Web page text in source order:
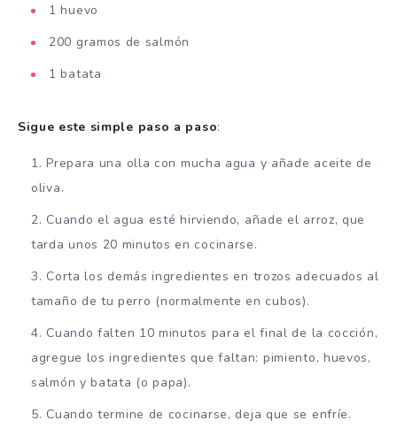
1 huevo
200 gramos de salmón
1 batata
Sigue este simple paso a paso:
Prepara una olla con mucha agua y añade aceite de
oliva.
Cuando el agua esté hirviendo, añade el arroz, que
tarda unos 20 minutos en cocinarse.
Corta los demás ingredientes en trozos adecuados al
tamaño de tu perro (normalmente en cubos).
Cuando falten 10 minutos para el final de la cocción,
agregue los ingredientes que faltan: pimiento, huevos,
salmón y batata (o papa).
Cuando termine de cocinarse, deja que se enfríe.